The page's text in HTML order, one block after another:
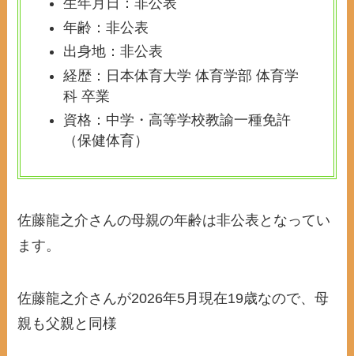
生年月日：非公表
年齢：非公表
出身地：非公表
経歴：日本体育大学 体育学部 体育学
科 卒業
資格：中学・高等学校教諭一種免許
（保健体育）
佐藤龍之介さんの母親の年齢は非公表となってい
ます。
佐藤龍之介さんが2026年5月現在19歳なので、母
親も父親と同様